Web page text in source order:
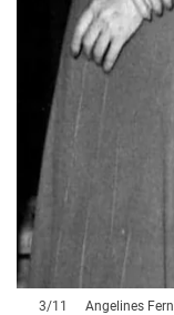
3/11
Angelines